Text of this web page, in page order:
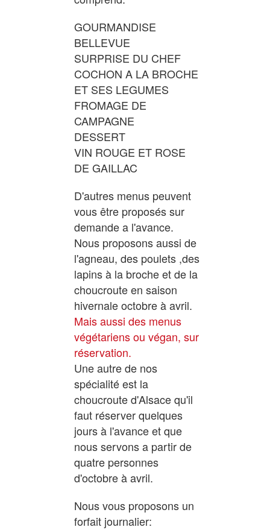
GOURMANDISE
BELLEVUE
SURPRISE DU CHEF
COCHON A LA BROCHE
ET SES LEGUMES
FROMAGE DE
CAMPAGNE
DESSERT
VIN ROUGE ET ROSE
DE GAILLAC
D'autres menus peuvent
vous être proposés sur
demande a l'avance.
Nous proposons aussi de
l'agneau, des poulets ,des
lapins à la broche et de la
choucroute en saison
hivernale octobre à avril.
Mais aussi des menus
végétariens ou végan, sur
réservation.
Une autre de nos
spécialité est la
choucroute d'Alsace qu'il
faut réserver quelques
jours à l'avance et que
nous servons a partir de
quatre personnes
d'octobre à avril.
Nous vous proposons un
forfait journalier: